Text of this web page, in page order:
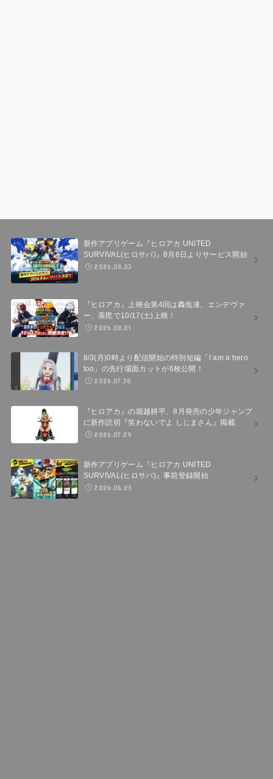
新作アプリゲーム『ヒロアカ UNITED
SURVIVAL(ヒロサバ)』8月6日よりサービス開始
2026.08.03
『ヒロアカ』上映会第4回は轟焦凍、エンデヴァ
ー、荼毘で10/17(土)上映！
2026.08.01
8/3(月)0時より配信開始の特別短編「I am a hero
too」の先行場面カットが6枚公開！
2026.07.30
『ヒロアカ』の堀越耕平、8月発売の少年ジャンプ
に新作読切『笑わないでよ しじまさん』掲載
2026.07.29
新作アプリゲーム『ヒロアカ UNITED
SURVIVAL(ヒロサバ)』事前登録開始
2026.06.25